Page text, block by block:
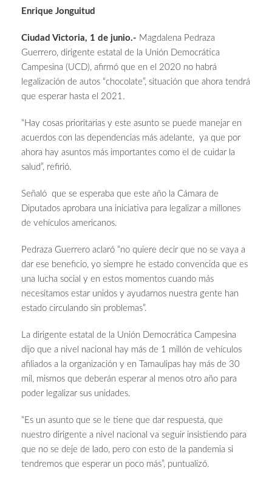
Enrique Jonguitud
Ciudad Victoria, 1 de junio.- Magdalena Pedraza
Guerrero, dirigente estatal de la Unión Democrática
Campesina (UCD), afirmó que en el 2020 no habrá
legalización de autos “chocolate”, situación que ahora tendrá
que esperar hasta el 2021.
“Hay cosas prioritarias y este asunto se puede manejar en
acuerdos con las dependencias más adelante, ya que por
ahora hay asuntos más importantes como el de cuidar la
salud”, refirió.
Señaló que se esperaba que este año la Cámara de
Diputados aprobara una iniciativa para legalizar a millones
de vehículos americanos.
Pedraza Guerrero aclaró “no quiere decir que no se vaya a
dar ese beneficio, yo siempre he estado convencida que es
una lucha social y en estos momentos cuando más
necesitamos estar unidos y ayudarnos nuestra gente han
estado circulando sin problemas”.
La dirigente estatal de la Unión Democrática Campesina
dijo que a nivel nacional hay más de 1 millón de vehículos
afiliados a la organización y en Tamaulipas hay más de 30
mil, mismos que deberán esperar al menos otro año para
poder legalizar sus unidades.
“Es un asunto que se le tiene que dar respuesta, que
nuestro dirigente a nivel nacional va seguir insistiendo para
que no se deje de lado, pero con esto de la pandemia si
tendremos que esperar un poco más”, puntualizó.